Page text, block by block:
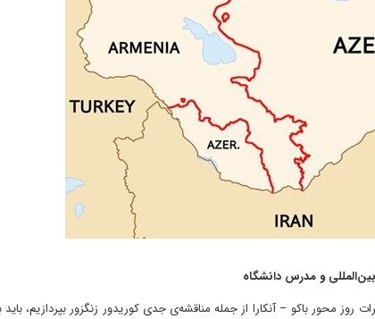
و مدرس دانشگاه
روز محور باکو – آنکارا از جمله مناقشه‌ی جدی کوریدور زنگزور بپردازیم،